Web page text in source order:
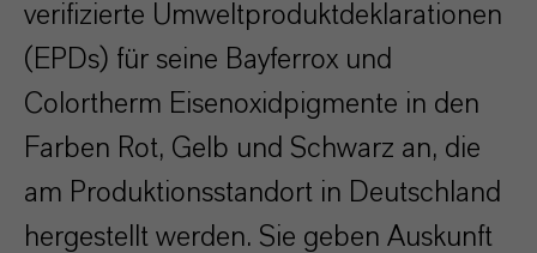
verifizierte Umweltproduktdeklarationen
(EPDs) für seine Bayferrox und
Colortherm Eisenoxidpigmente in den
Farben Rot, Gelb und Schwarz an, die
am Produktionsstandort in Deutschland
hergestellt werden. Sie geben Auskunft